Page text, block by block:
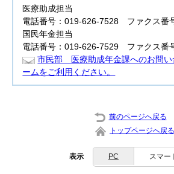
医療助成担当
電話番号：019-626-7528 ファクス番
国民年金担当
電話番号：019-626-7529 ファクス番
市民部 医療助成年金課へのお問い
ームをご利用ください。
前のページへ戻る
トップページへ戻る
表示 PC スマー